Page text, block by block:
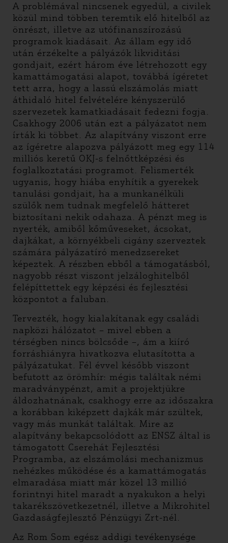
A problémával nincsenek egyedül, a civilek
közül mind többen teremtik elő hitelből az
önrészt, illetve az utófinanszírozású
programok kiadásait. Az állam egy idő
után érzékelte a pályázók likviditási
gondjait, ezért három éve létrehozott egy
kamattámogatási alapot, továbbá ígéretet
tett arra, hogy a lassú elszámolás miatt
áthidaló hitel felvételére kényszerülő
szervezetek kamatkiadásait fedezni fogja.
Csakhogy 2006 után ezt a pályázatot nem
írták ki többet. Az alapítvány viszont erre
az ígéretre alapozva pályázott meg egy 114
milliós keretű OKJ-s felnőttképzési és
foglalkoztatási programot. Felismerték
ugyanis, hogy hiába enyhítik a gyerekek
tanulási gondjait, ha a munkanélküli
szülők nem tudnak megfelelő hátteret
biztosítani nekik odahaza. A pénzt meg is
nyerték, amiből kőműveseket, ácsokat,
dajkákat, a környékbeli cigány szerveztek
számára pályázatíró menedzsereket
képeztek. A részben ebből a támogatásból,
nagyobb részt viszont jelzáloghitelből
felépíttettek egy képzési és fejlesztési
központot a faluban.
Tervezték, hogy kialakítanak egy családi
napközi hálózatot – mivel ebben a
térségben nincs bölcsőde –, ám a kiíró
forráshiányra hivatkozva elutasította a
pályázatukat. Fél évvel később viszont
befutott az örömhír: mégis találtak némi
maradványpénzt, amit a projektjükre
áldozhatnának, csakhogy erre az időszakra
a korábban kiképzett dajkák már szültek,
vagy más munkát találtak. Mire az
alapítvány bekapcsolódott az ENSZ által is
támogatott Cserehát Fejlesztési
Programba, az elszámolási mechanizmus
nehézkes működése és a kamattámogatás
elmaradása miatt már közel 13 millió
forintnyi hitel maradt a nyakukon a helyi
takarékszövetkezetnél, illetve a Mikrohitel
Gazdaságfejlesztő Pénzügyi Zrt-nél.
Az Rom Som egész addigi tevékenysége